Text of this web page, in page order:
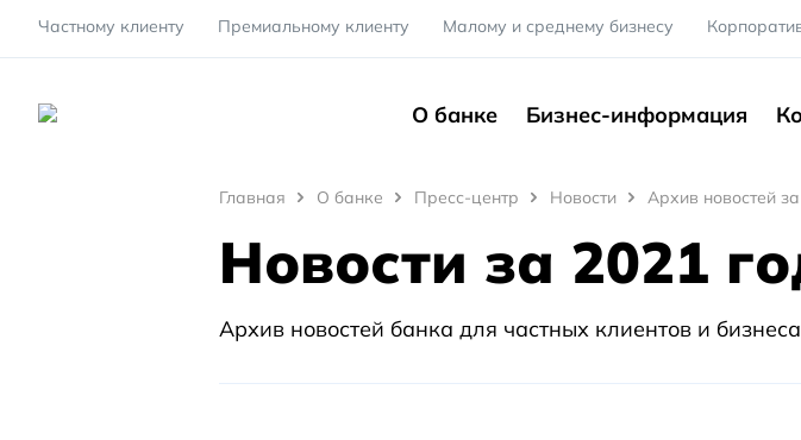
Частному клиенту Премиальному клиенту Малому и среднему бизнесу
О банке Бизнес-информация
Главная
О
банке
Пресс-
Главная О банке Пресс-центр Новости Архив новостей
Новости за 2021
Архив новостей банка для частных клиентов и